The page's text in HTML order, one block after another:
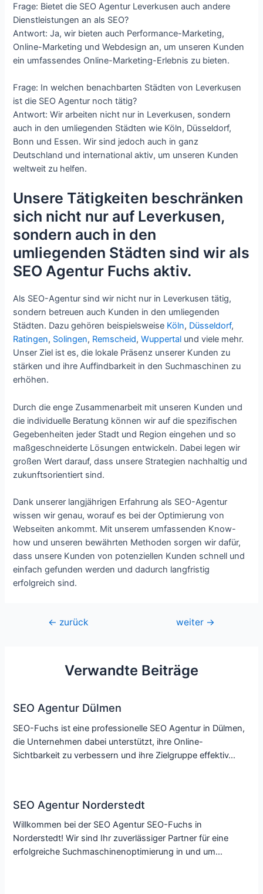
Frage: Bietet die SEO Agentur Leverkusen auch andere
Dienstleistungen an als SEO?
Antwort: Ja, wir bieten auch Performance-Marketing,
Online-Marketing und Webdesign an, um unseren Kunden
ein umfassendes Online-Marketing-Erlebnis zu bieten.
Frage: In welchen benachbarten Städten von Leverkusen
ist die SEO Agentur noch tätig?
Antwort: Wir arbeiten nicht nur in Leverkusen, sondern
auch in den umliegenden Städten wie Köln, Düsseldorf,
Bonn und Essen. Wir sind jedoch auch in ganz
Deutschland und international aktiv, um unseren Kunden
weltweit zu helfen.
Unsere Tätigkeiten beschränken
sich nicht nur auf Leverkusen,
sondern auch in den
umliegenden Städten sind wir als
SEO Agentur Fuchs aktiv.
Als SEO-Agentur sind wir nicht nur in Leverkusen tätig,
sondern betreuen auch Kunden in den umliegenden
Städten. Dazu gehören beispielsweise Köln, Düsseldorf,
Ratingen, Solingen, Remscheid,Wuppertal und viele mehr.
Unser Ziel ist es, die lokale Präsenz unserer Kunden zu
stärken und ihre Auffindbarkeit in den Suchmaschinen zu
erhöhen.
Durch die enge Zusammenarbeit mit unseren Kunden und
die individuelle Beratung können wir auf die spezifischen
Gegebenheiten jeder Stadt und Region eingehen und so
maßgeschneiderte Lösungen entwickeln. Dabei legen wir
großen Wert darauf, dass unsere Strategien nachhaltig und
zukunftsorientiert sind.
Dank unserer langjährigen Erfahrung als SEO-Agentur
wissen wir genau, worauf es bei der Optimierung von
Webseiten ankommt. Mit unserem umfassenden Know-
how und unseren bewährten Methoden sorgen wir dafür,
dass unsere Kunden von potenziellen Kunden schnell und
einfach gefunden werden und dadurch langfristig
erfolgreich sind.
Beitragsnavigation
← zurück weiter →
Verwandte Beiträge
SEO Agentur Dülmen
SEO-Fuchs ist eine professionelle SEO Agentur in Dülmen,
die Unternehmen dabei unterstützt, ihre Online-
Sichtbarkeit zu verbessern und ihre Zielgruppe effektiv…
SEO Agentur Norderstedt
Willkommen bei der SEO Agentur SEO-Fuchs in
Norderstedt! Wir sind Ihr zuverlässiger Partner für eine
erfolgreiche Suchmaschinenoptimierung in und um…